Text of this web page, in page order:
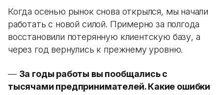
Когда осенью рынок снова открылся, мы начали
работать с новой силой. Примерно за полгода
восстановили потерянную клиентскую базу, а
через год вернулись к прежнему уровню.
— За годы работы вы пообщались с
тысячами предпринимателей. Какие ошибки